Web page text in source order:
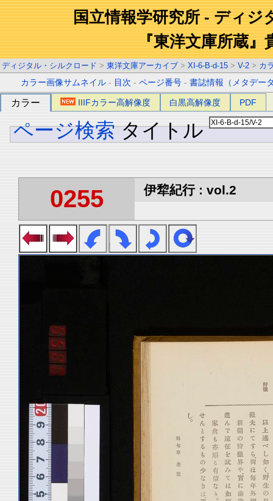
国立情報学研究所 - ディジ
『東洋文庫所蔵』
ディジタル・シルクロード > 東洋文庫アーカイブ > XI-6-B-d-15 > V-2 > カ
カラー画像サムネイル - 目次 -ページ番号 -書誌情報（メタデー
カラー IIIFカラー高解像度 白黒高解像度 PDF
ページ検索 タイトル
0255 伊犂紀行 : vol.2